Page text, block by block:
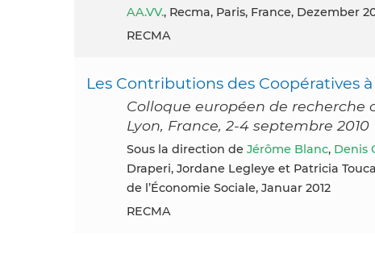
AA.VV., Recma, Paris, France, Dezember
RECMA
Les Contributions des Coopératives
Colloque européen de
Lyon, France, 2-4 septembre 2010
Sous la direction de Jérôme Blanc, Denis
Draperi, Jordane Legleye et Patricia
de l’Économie Sociale, Januar 2012
RECMA